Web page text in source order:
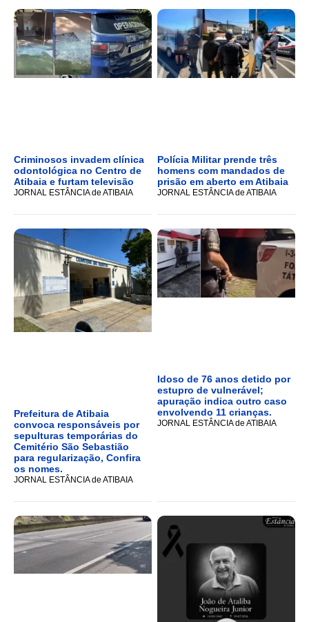
Criminosos invadem clínica
odontológica no Centro de
Atibaia e furtam televisão
JORNAL ESTÂNCIA de ATIBAIA
Polícia Militar prende três
homens com mandados de
prisão em aberto em Atibaia
JORNAL ESTÂNCIA de ATIBAIA
Prefeitura de Atibaia
convoca responsáveis por
sepulturas temporárias do
Cemitério São Sebastião
para regularização, Confira
os nomes.
JORNAL ESTÂNCIA de ATIBAIA
Idoso de 76 anos detido por
estupro de vulnerável;
apuração indica outro caso
envolvendo 11 crianças.
JORNAL ESTÂNCIA de ATIBAIA